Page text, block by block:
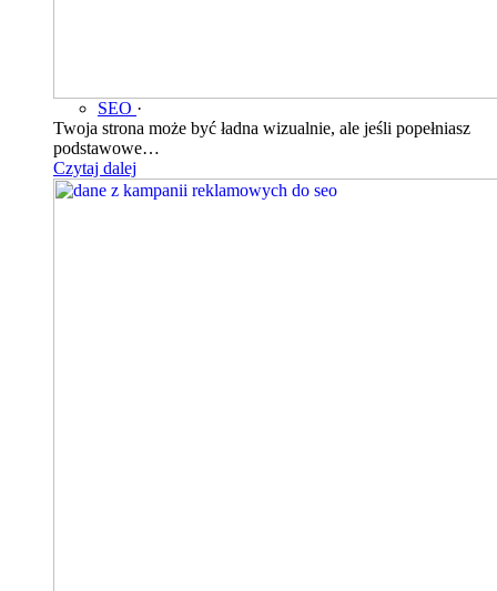
SEO ·
Twoja strona może być ładna wizualnie, ale jeśli popełniasz
podstawowe…
Czytaj dalej